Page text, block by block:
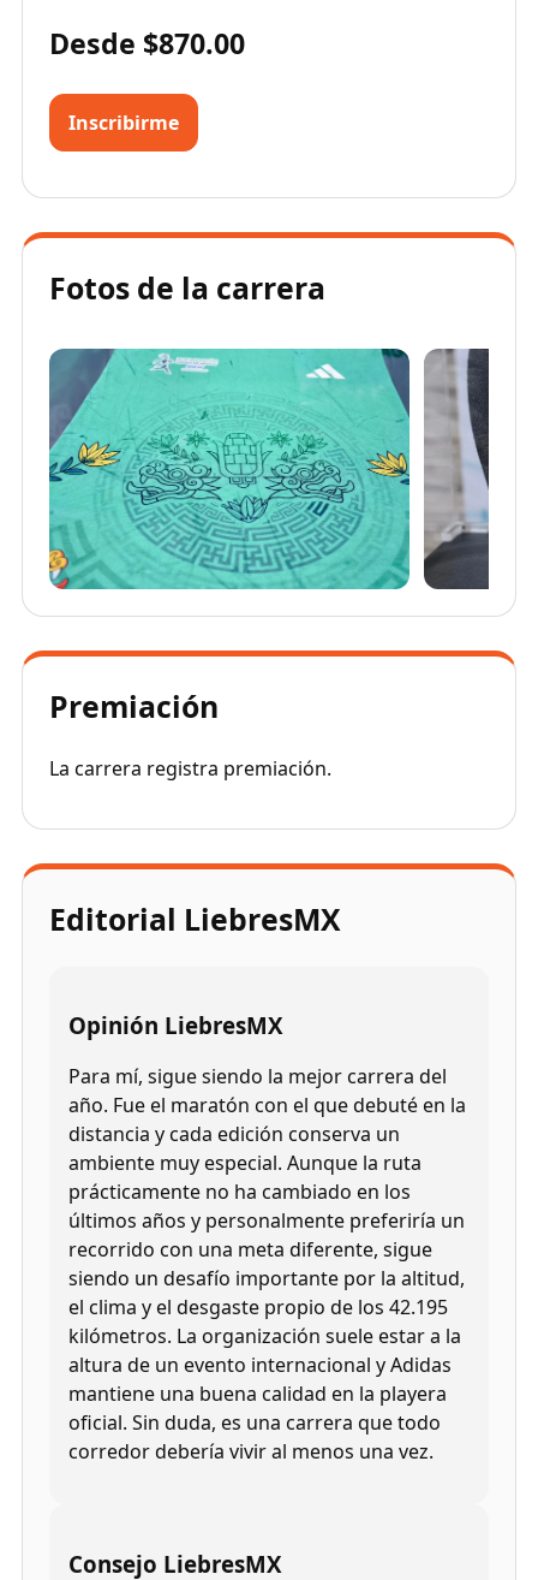
Desde $870.00
Inscribirme
Fotos de la carrera
Premiación
La carrera registra premiación.
Editorial LiebresMX
Opinión LiebresMX
Para mí, sigue siendo la mejor carrera del
año. Fue el maratón con el que debuté en la
distancia y cada edición conserva un
ambiente muy especial. Aunque la ruta
prácticamente no ha cambiado en los
últimos años y personalmente preferiría un
recorrido con una meta diferente, sigue
siendo un desafío importante por la altitud,
el clima y el desgaste propio de los 42.195
kilómetros. La organización suele estar a la
altura de un evento internacional y Adidas
mantiene una buena calidad en la playera
oficial. Sin duda, es una carrera que todo
corredor debería vivir al menos una vez.
Consejo LiebresMX